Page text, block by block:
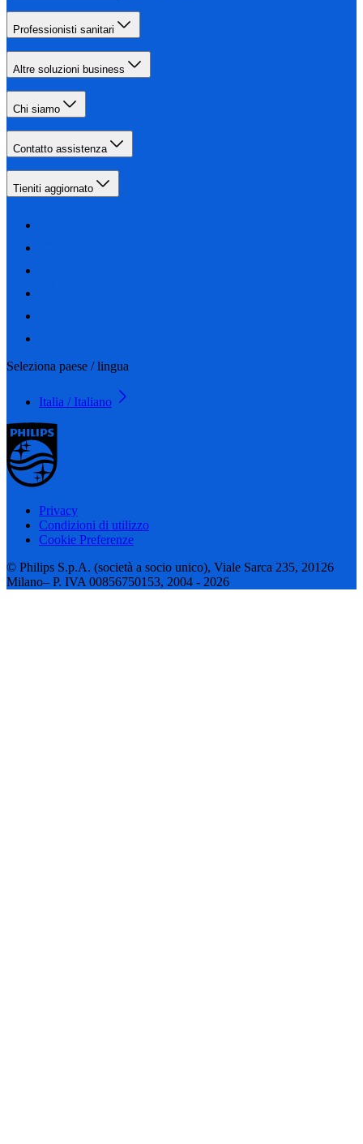
Professionisti sanitari
Altre soluzioni business
Chi siamo
Contatto assistenza
Tieniti aggiornato
Seleziona paese / lingua
Italia / Italiano
Privacy
Condizioni di utilizzo
Cookie Preferenze
© Philips S.p.A. (società a socio unico), Viale Sarca 235, 20126
Milano– P. IVA 00856750153, 2004 - 2026